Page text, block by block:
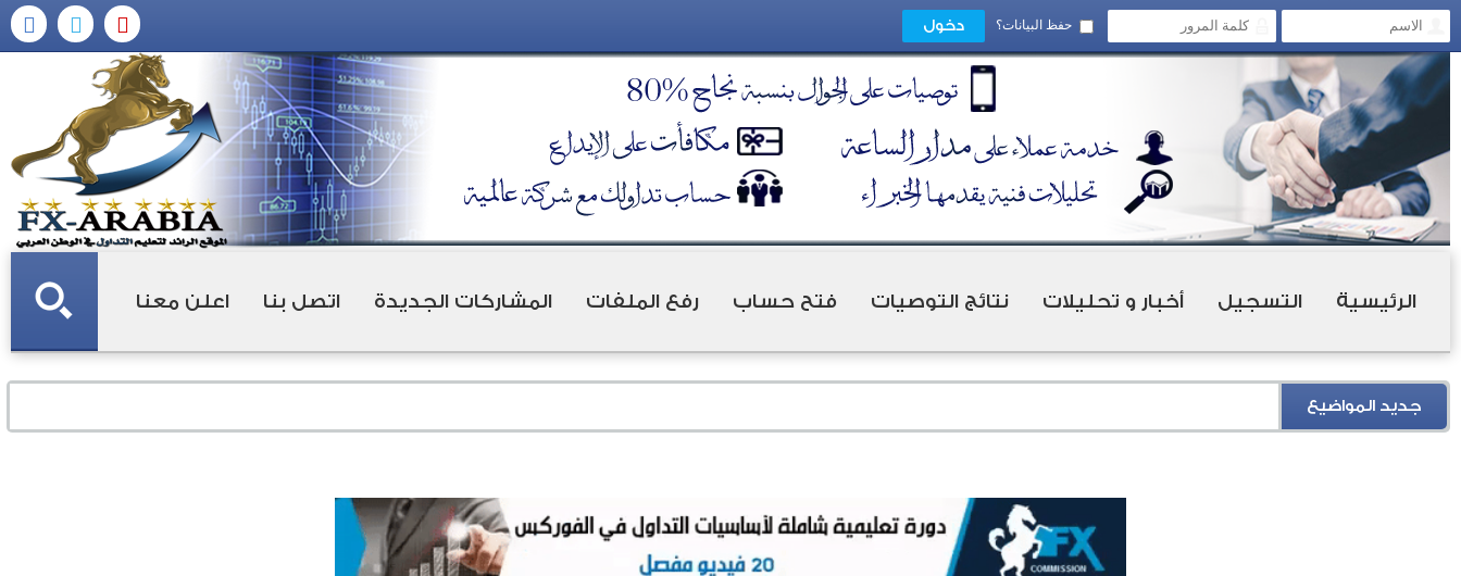
حفظ البيانات؟
الرئيسية التسجيل أخبار و تحليلات نتائج التوصيات فتح حساب رفع الملفات المشاركات الجديدة اتصل بنا اعلن معنا
جديد المواضيع